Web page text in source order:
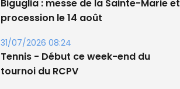
Biguglia : messe de la Sainte-Marie et
procession le 14 août
31/07/2026 08:24
Tennis - Début ce week-end du
tournoi du RCPV